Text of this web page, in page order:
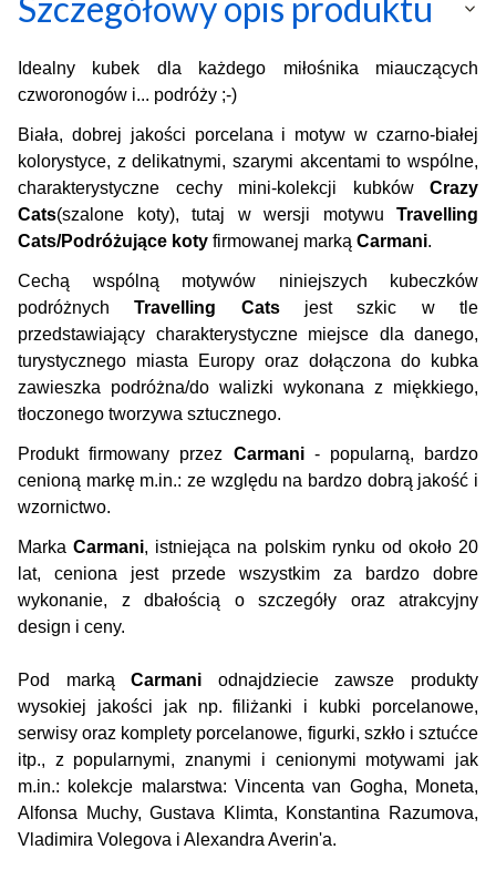
Szczegółowy opis produktu
Idealny kubek dla każdego miłośnika miauczących
czworonogów i... podróży ;-)
Biała, dobrej jakości porcelana i motyw w czarno-białej
kolorystyce, z delikatnymi, szarymi akcentami to wspólne,
charakterystyczne cechy mini-kolekcji kubków Crazy
Cats(szalone koty), tutaj w wersji motywu Travelling
Cats/Podróżujące koty firmowanej marką Carmani.
Cechą wspólną motywów niniejszych kubeczków
podróżnychTravelling Catsjest szkic w tle
przedstawiający charakterystyczne miejsce dla danego,
turystycznego miasta Europy oraz dołączona do kubka
zawieszka podróżna/do walizki wykonana z miękkiego,
tłoczonego tworzywa sztucznego.
Produkt firmowany przez Carmani- popularną, bardzo
cenioną markę m.in.: ze względu na bardzo dobrą jakość i
wzornictwo.
MarkaCarmani, istniejąca na polskim rynku od około 20
lat, ceniona jest przede wszystkim za bardzo dobre
wykonanie, z dbałością o szczegóły oraz atrakcyjny
design i ceny.
Pod markąCarmani odnajdziecie zawsze produkty
wysokiej jakości jak np. filiżanki i kubki porcelanowe,
serwisy oraz komplety porcelanowe, figurki, szkło i sztućce
itp., z popularnymi, znanymi i cenionymi motywami jak
m.in.: kolekcje malarstwa: Vincenta van Gogha, Moneta,
Alfonsa Muchy, Gustava Klimta, Konstantina Razumova,
Vladimira Volegova i Alexandra Averin'a.